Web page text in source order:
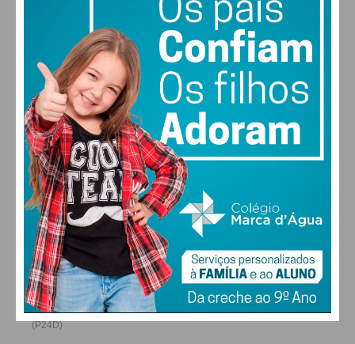
SÁB DOM
28
SEG
29
TER
ALTERAR
FARMACIAS DE SERVIÇO EM PAÇOS DE
FERREIRA